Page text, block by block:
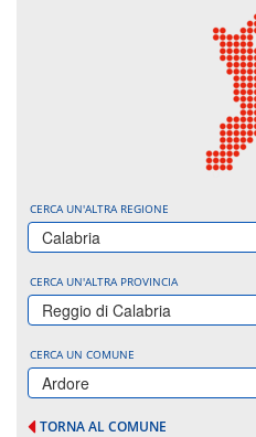
CERCA UN'ALTRA REGIONE
Calabria
CERCA UN'ALTRA PROVINCIA
Reggio di Calabria
CERCA UN COMUNE
Ardore
TORNA AL COMUNE